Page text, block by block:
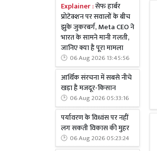
Explainer :सेफ हार्बर
प्रोटेक्शन पर सवालों के बीच
झुके जुकरबर्ग, Meta CEO ने
भारत के सामने मानी गलती,
जानिए क्या है पूरा मामला
06 Aug 2026 13:45:56
आर्थिक संरचना में सबसे नीचे
खड़ा है मजदूर-किसान
06 Aug 2026 05:33:16
पर्यावरण के विध्वंस पर नहीं
लग सकती विकास की मुहर
06 Aug 2026 05:23:24